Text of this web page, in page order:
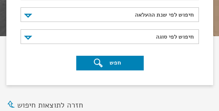
חיפוש לפי שנת ההעלאה
חיפוש לפי שנת ההעלאה
חיפוש לפי סוגה
חיפוש לפי סוגה
חפש
חזרה לתוצאות חיפוש